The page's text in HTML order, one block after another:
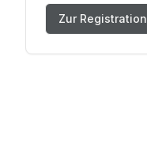
Zur Registration